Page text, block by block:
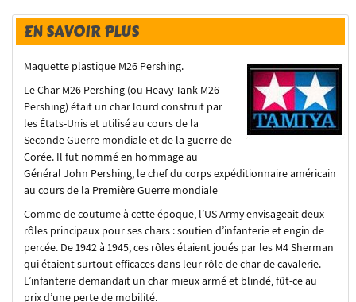
EN SAVOIR PLUS
Maquette plastique M26 Pershing.
Le Char M26 Pershing (ou Heavy Tank M26
Pershing) était un char lourd construit par
les États-Unis et utilisé au cours de la
Seconde Guerre mondiale et de la guerre de
Corée. Il fut nommé en hommage au
Général John Pershing, le chef du corps expéditionnaire américain
au cours de la Première Guerre mondiale
Comme de coutume à cette époque, l’US Army envisageait deux
rôles principaux pour ses chars : soutien d’infanterie et engin de
percée. De 1942 à 1945, ces rôles étaient joués par les M4 Sherman
qui étaient surtout efficaces dans leur rôle de char de cavalerie.
L’infanterie demandait un char mieux armé et blindé, fût-ce au
prix d’une perte de mobilité.